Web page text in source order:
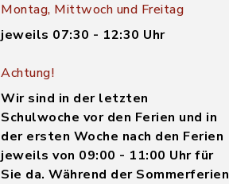
Montag, Mittwoch und Freitag
jeweils 07:30 - 12:30 Uhr
Achtung!
Wir sind in der letzten
Schulwoche vor den Ferien und in
der ersten Woche nach den Ferien
jeweils von 09:00 - 11:00 Uhr für
Sie da. Während der Sommerferien